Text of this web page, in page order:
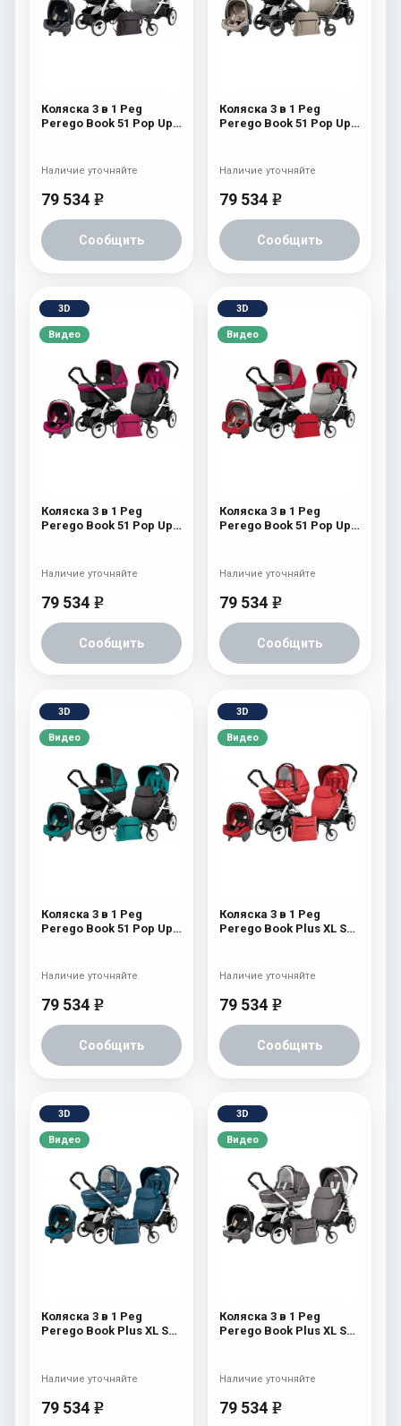
Коляска 3 в 1 Peg
Perego Book 51 Pop Up
Atmosphere
79 534 e
Сообщить
Наличие уточняйте
Коляска 3 в 1 Peg
Perego Book 51 Pop Up
79 534 e
Сообщить
Наличие уточняйте
3D
Видео
Коляска 3 в 1 Peg
Perego Book 51 Pop Up
79 534 e
Сообщить
Наличие уточняйте
3D
Видео
Коляска 3 в 1 Peg
Perego Book 51 Pop Up
79 534 e
Сообщить
Наличие уточняйте
3D
Видео
Коляска 3 в 1 Peg
Perego Book 51 Pop Up
Aquamarine
79 534 e
Сообщить
Наличие уточняйте
3D
Видео
Коляска 3 в 1 Peg
Perego Book Plus XL Set
Sunset
79 534 e
Сообщить
Наличие уточняйте
3D
Видео
Коляска 3 в 1 Peg
Perego Book Plus XL Set
Saxony Blue
79 534 e
Наличие уточняйте
3D
Видео
Коляска 3 в 1 Peg
Perego Book Plus XL Set
Piccadilly
79 534 e
Наличие уточняйте